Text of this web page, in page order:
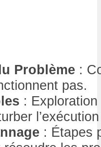
Problème :
pas.
:
: Étapes